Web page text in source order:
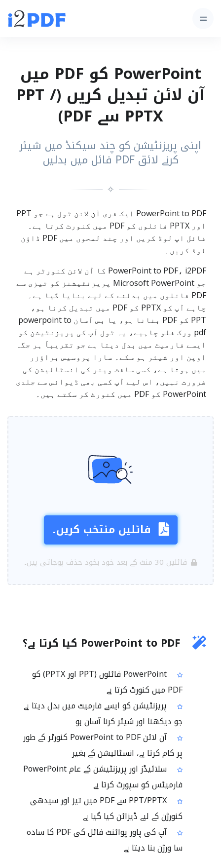
PowerPoint کو PDF میں
آن لائن تبدیل کریں (PPT /
PPTX سے PDF)
اپنی پریزنٹیشن کو چند سیکنڈ میں شیئر
کرنے لائق PDF فائل میں بدلیں
✧
PowerPoint to PDF ایک فری آن لائن ٹول ہے جو PPT
اور PPTX فائلوں کو PDF میں کنورٹ کرتا ہے۔
فائل اپ لوڈ کریں اور چند لمحوں میں PDF ڈاؤن
لوڈ کریں۔
PowerPoint to PDF، i2PDF کا آن لائن کنورٹر ہے
جو Microsoft PowerPoint پریزنٹیشنز کو تیزی سے
PDF فائلوں میں بدلنے کے لیے بنایا گیا ہے۔
چاہے آپ کو PPTX کو PDF میں تبدیل کرنا ہو،
PPT کو PDF بنانا ہو، یا بس آسان powerpoint to
pdf ورک فلو چاہیے، یہ ٹول آپ کی پریزنٹیشن کو
ایسے فارمیٹ میں بدل دیتا ہے جو تقریباً ہر جگہ
اوپن اور شیئر ہو سکے۔ سارا پروسیس براؤزر
میں ہوتا ہے، کسی سافٹ ویئر کی انسٹالیشن کی
ضرورت نہیں، اس لیے آپ کسی بھی ڈیوائس سے جلدی
PowerPoint کو PDF میں کنورٹ کر سکتے ہیں۔
فائلیں منتخب کریں۔
فائلیں 30 منٹ کے بعد خود بخود حذف ہوجاتی ہیں۔
PowerPoint to PDF کیا کرتا ہے؟
PowerPoint فائلوں (PPT اور PPTX) کو
PDF میں کنورٹ کرتا ہے
پریزنٹیشن کو ایسے فارمیٹ میں بدل دیتا ہے
جو دیکھنا اور شیئر کرنا آسان ہو
آن لائن PowerPoint to PDF کنورٹر کے طور
پر کام کرتا ہے، انسٹالیشن کے بغیر
سلائیڈز اور پریزنٹیشن کے عام PowerPoint
فارمیٹس کو سپورٹ کرتا ہے
PPT/PPTX سے PDF میں تیز اور سیدھی
کنورژن کے لیے ڈیزائن کیا گیا ہے
آپ کی پاور پوائنٹ فائل کی PDF کا سادہ
سا ورژن بنا دیتا ہے